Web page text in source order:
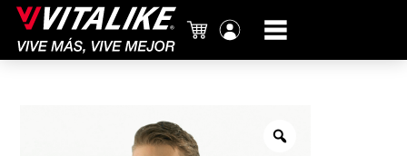
Carrito
cuenta